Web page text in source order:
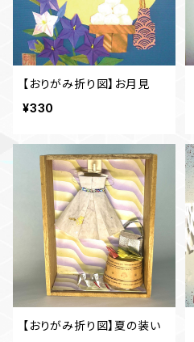
【おりがみ折り図】お月見
¥330
【おりがみ折り図】夏の装い